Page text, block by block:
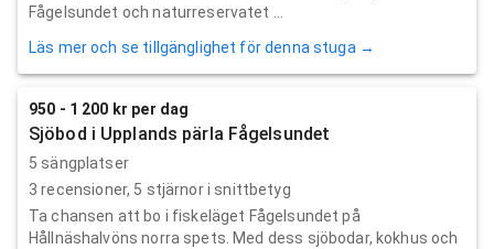
Fågelsundet och naturreservatet ...
Läs mer och se tillgänglighet för denna stuga →
950 - 1 200 kr per dag
Sjöbod i Upplands pärla Fågelsundet
5 sängplatser
3 recensioner, 5 stjärnor i snittbetyg
Ta chansen att bo i fiskeläget Fågelsundet på
Hållnäshalvöns norra spets. Med dess sjöbodar, kokhus och